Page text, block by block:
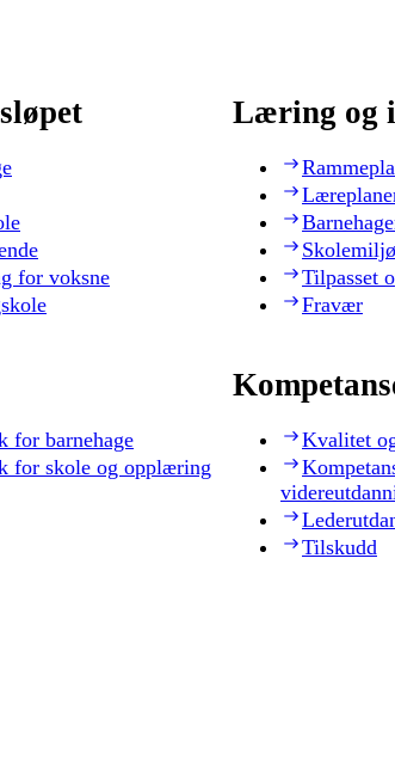
for voksne
Læring og
Skolemiljø
Tilpasset
Fravær
for barnehage
for skole og opplæring
Kvalitet
Tilskudd